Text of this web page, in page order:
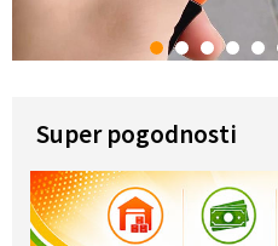
1 2 3 4 5
Super pogodnosti